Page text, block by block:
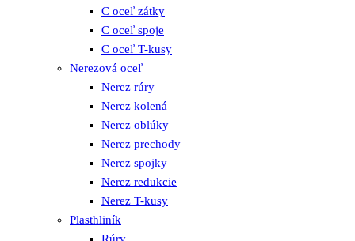
C oceľ zátky
C oceľ spoje
C oceľ T-kusy
Nerezová oceľ
Nerez rúry
Nerez kolená
Nerez oblúky
Nerez prechody
Nerez spojky
Nerez redukcie
Nerez T-kusy
Plasthliník